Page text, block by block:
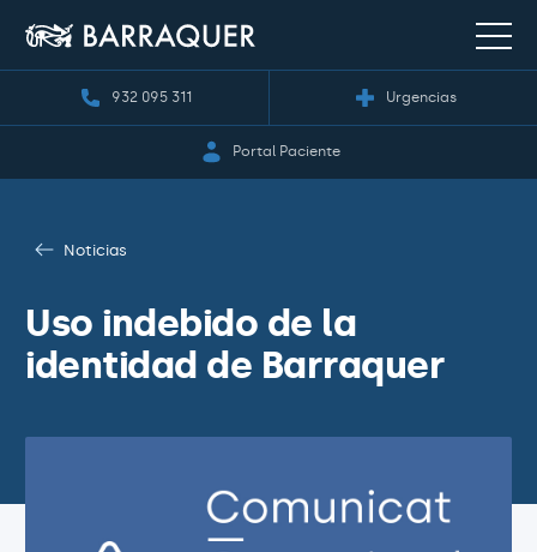
932 095 311 Urgencias
Portal Paciente
Noticias
Uso indebido de la
identidad de Barraquer